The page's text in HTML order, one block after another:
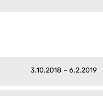
3.10.2018 – 6.2.2019